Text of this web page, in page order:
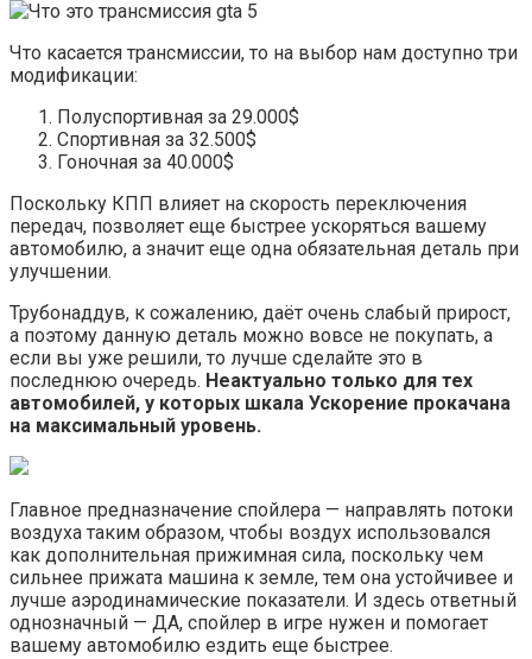
Что касается трансмиссии, то на выбор нам доступно три
модификации:
Полуспортивная за 29.000$
Спортивная за 32.500$
Гоночная за 40.000$
Поскольку КПП влияет на скорость переключения
передач, позволяет еще быстрее ускоряться вашему
автомобилю, а значит еще одна обязательная деталь при
улучшении.
Трубонаддув, к сожалению, даёт очень слабый прирост,
а поэтому данную деталь можно вовсе не покупать, а
если вы уже решили, то лучше сделайте это в
последнюю очередь. Неактуально только для тех
автомобилей, у которых шкала Ускорение прокачана
на максимальный уровень.
Главное предназначение спойлера — направлять потоки
воздуха таким образом, чтобы воздух использовался
как дополнительная прижимная сила, поскольку чем
сильнее прижата машина к земле, тем она устойчивее и
лучше аэродинамические показатели. И здесь ответный
однозначный — ДА, спойлер в игре нужен и помогает
вашему автомобилю ездить еще быстрее.